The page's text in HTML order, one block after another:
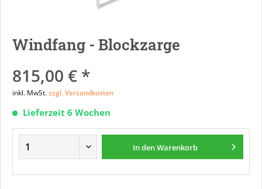
Windfang - Blockzarge
815,00 € *
inkl. MwSt.zzgl. Versandkosten
Lieferzeit 6 Wochen
In denWarenkorb